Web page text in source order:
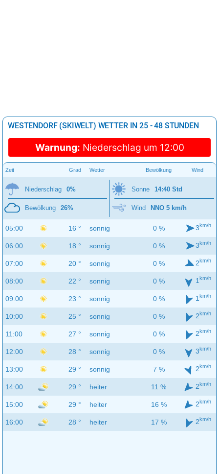
WESTENDORF (SKIWELT) WETTER IN 25 - 48 STUNDEN
Warnung: Niederschlag um 12:00
Zeit Grad Wetter Bewölkung Wind
Niederschlag 0%
Bewölkung 26%
Sonne 14:40 Std
Wind NNO 5 km/h
05:00 16 ° sonnig 0 % 3km/h
06:00 18 ° sonnig 0 % 3km/h
07:00 20 ° sonnig 0 % 2km/h
08:00 22 ° sonnig 0 % 1 km/h
09:00 23 ° sonnig 0 % 1 km/h
10:00 25 ° sonnig 0 % 2km/h
11:00 27 ° sonnig 0 % 2km/h
12:00 28 ° sonnig 0 % 3km/h
13:00 29 ° sonnig 7 % 2km/h
14:00 29 ° heiter 11 % 2km/h
15:00 29 ° heiter 16 % 2km/h
16:00 28 ° heiter 17 % 2km/h